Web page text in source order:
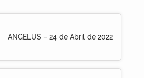
ANGELUS – 24 de Abril de 2022